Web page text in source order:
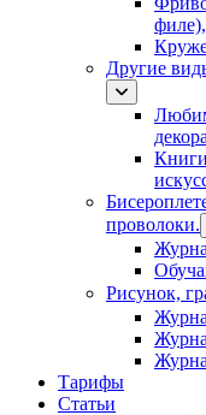
Другие
проволоки.
Рисунок,
Тарифы
Статьи